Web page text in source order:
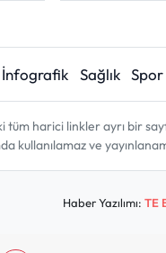
İnfografik Sağlık Spor
harici linkler ayrı bir
kullanılamaz ve
Haber Yazılımı:TE